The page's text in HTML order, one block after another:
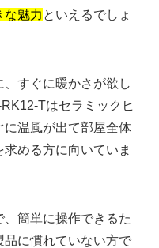
な魅力 といえるでしょ
すぐに暖かさが欲し
Tはセラミックヒ
に温風が出て部屋全体
める方に向いていま
簡単に操作できるた
に慣れていない方で